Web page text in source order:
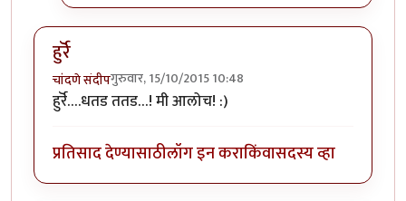
हुर्रॆ
चांदणे संदीपगुरुवार, 15/10/2015 10:48
हुर्रॆ….धतड ततड…! मी आलोच! :)
प्रतिसाद देण्यासाठीलॉग इन कराकिंवासदस्य व्हा